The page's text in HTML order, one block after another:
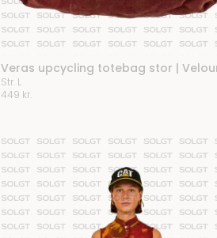
Veras upcycling totebag stor |
Str. L
449 kr.